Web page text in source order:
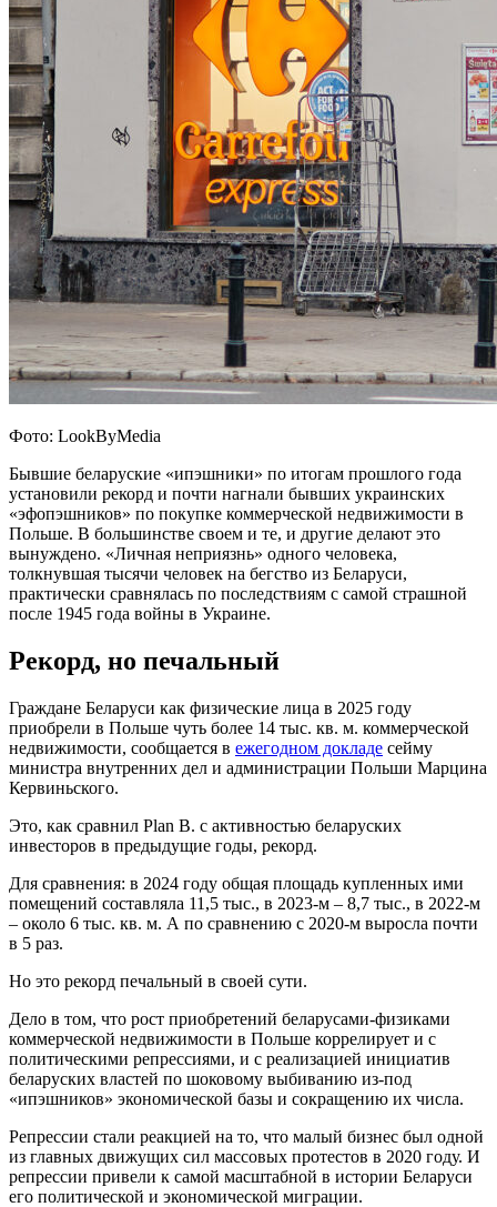
Фото: LookByMedia
Бывшие беларуские «ипэшники» по итогам прошлого года
установили рекорд и почти нагнали бывших украинских
«эфопэшников» по покупке коммерческой недвижимости в
Польше. В большинстве своем и те, и другие делают это
вынуждено. «Личная неприязнь» одного человека,
толкнувшая тысячи человек на бегство из Беларуси,
практически сравнялась по последствиям с самой страшной
после 1945 года войны в Украине.
Рекорд, но печальный
Граждане Беларуси как физические лица в 2025 году
приобрели в Польше чуть более 14 тыс. кв. м. коммерческой
недвижимости, сообщается в ежегодном докладе сейму
министра внутренних дел и администрации Польши Марцина
Кервиньского.
Это, как сравнил Plan B. с активностью беларуских
инвесторов в предыдущие годы, рекорд.
Для сравнения: в 2024 году общая площадь купленных ими
помещений составляла 11,5 тыс., в 2023-м – 8,7 тыс., в 2022-м
– около 6 тыс. кв. м. А по сравнению с 2020-м выросла почти
в 5 раз.
Но это рекорд печальный в своей сути.
Дело в том, что рост приобретений беларусами-физиками
коммерческой недвижимости в Польше коррелирует и с
политическими репрессиями, и с реализацией инициатив
беларуских властей по шоковому выбиванию из-под
«ипэшников» экономической базы и сокращению их числа.
Репрессии стали реакцией на то, что малый бизнес был одной
из главных движущих сил массовых протестов в 2020 году. И
репрессии привели к самой масштабной в истории Беларуси
его политической и экономической миграции.